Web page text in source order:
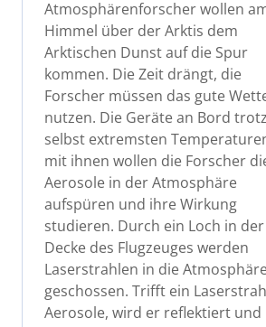
Atmosphärenforscher wollen
Himmel über der Arktis dem
Arktischen Dunst auf die Spur
kommen. Die Zeit drängt, die
Forscher müssen das gute
nutzen. Die Geräte an Bord
selbst extremsten
mit ihnen wollen die Forscher
Aerosole in der Atmosphäre
aufspüren und ihre Wirkung
studieren. Durch ein Loch in der
Decke des Flugzeuges werden
Laserstrahlen in die
geschossen. Trifft ein
Aerosole, wird er reflektiert und